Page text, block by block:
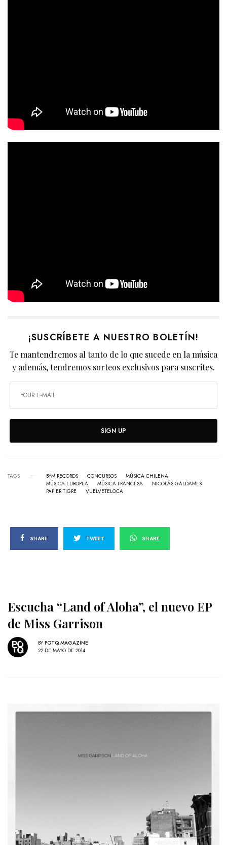
¡SUSCRÍBETE A NUESTRO BOLETÍN!
Te mantendremos al tanto de lo que sucede en la música
y además, tendremos sorteos exclusivos para suscrites.
SIGN UP
TAGS BYM RECORDS CONCURSOS
MÚSICA CHILENA
MÚSICA EUROPEA
MÚSICA FRANCESA
NICOLÁS GALDAMES
PAPIER TIGRE
VUELVETELOCA
SHARE TWEET SHARE
Escucha “Land of Aloha”, el nuevo EP
de Miss Garrison
BY POTQ MAGAZINE
22 DE MAYO DE 2014